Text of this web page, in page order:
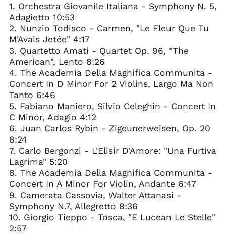
1. Orchestra Giovanile Italiana - Symphony N. 5,
Adagietto 10:53
2. Nunzio Todisco - Carmen, "Le Fleur Que Tu
M'Avais Jetée" 4:17
3. Quartetto Amati - Quartet Op. 96, "The
American", Lento 8:26
4. The Academia Della Magnifica Communita -
Concert In D Minor For 2 Violins, Largo Ma Non
Tanto 6:46
5. Fabiano Maniero, Silvio Celeghin - Concert In
C Minor, Adagio 4:12
6. Juan Carlos Rybin - Zigeunerweisen, Op. 20
8:24
7. Carlo Bergonzi - L'Elisir D'Amore: "Una Furtiva
Lagrima" 5:20
8. The Academia Della Magnifica Communita -
Concert In A Minor For Violin, Andante 6:47
9. Camerata Cassovia, Walter Attanasi -
Symphony N.7, Allegretto 8:36
10. Giorgio Tieppo - Tosca, "E Lucean Le Stelle"
2:57